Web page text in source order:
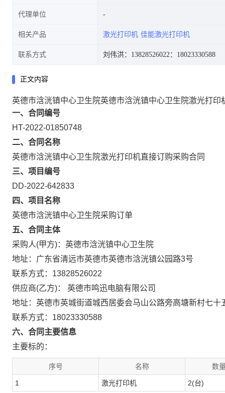
代理单位
相关产品 激光打印机 佳能激光打印机
联系方式 刘伟洪：13828526022：18023330588
正文内容
英德市浛洸镇中心卫生院英德市浛洸镇中心卫生院激光打
一、合同编号
HT-2022-01850748
二、合同名称
英德市浛洸镇中心卫生院激光打印机直接订购采购合同
三、项目编号
DD-2022-642833
四、项目名称
英德市浛洸镇中心卫生院采购订单
五、合同主体
采购人(甲方)：英德市浛洸镇中心卫生院
地址：广东省清远市英德市英德市浛洸镇公园路3号
联系方式：13828526022
供应商(乙方)： 英德市鸣迅电脑有限公司
地址：英德市英城街道城西居委会马山公路旁高塘新村七十
联系方式：18023330588
六、合同主要信息
主要标的：
序号 名称 数
1 激光打印机 2(台)